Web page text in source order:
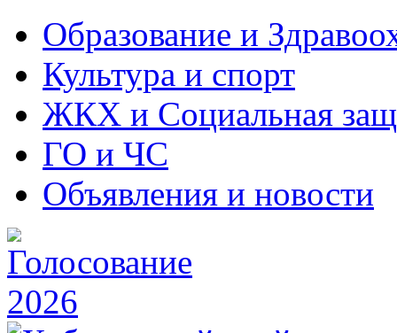
Образование и
Культура и спорт
ЖКХ и Социальная
ГО и ЧС
Объявления и новости